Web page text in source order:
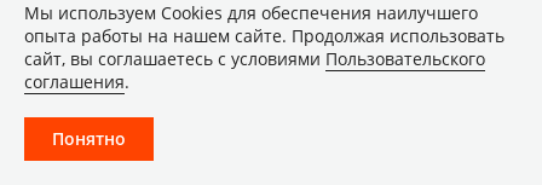
аудиторских мероприятий. Допустим, компания
ежемесячно согласует в системе 40 тыс. договоров,
при этом каждый месяц 9 тыс. договоров
согласуются с нарушением сроков. Искусственный
интеллект анализирует ситуацию, выясняет, какую
Мы используем Сookies для обеспечения наилучшего
опыта работы на нашем сайте. Продолжая использовать
сайт, вы соглашаетесь с условиями Пользовательского
соглашения.
Понятно